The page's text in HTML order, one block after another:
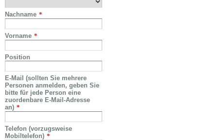
Nachname *
Vorname *
Position
E-Mail (sollten Sie mehrere
Personen anmelden, geben Sie
bitte für jede Person eine
zuordenbare E-Mail-Adresse
an) *
Telefon (vorzugsweise
Mobiltelefon) *